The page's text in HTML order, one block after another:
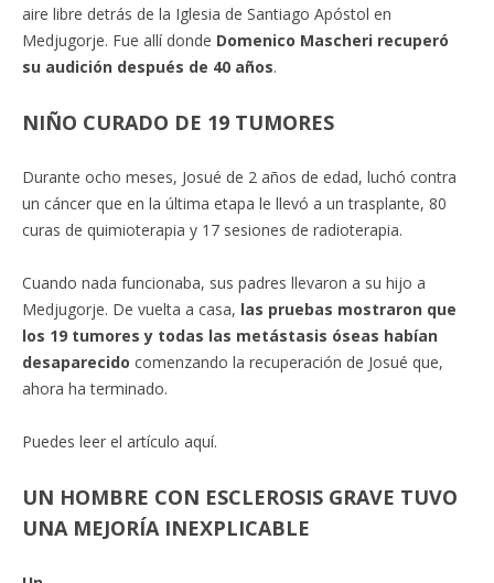
aire libre detrás de la Iglesia de Santiago Apóstol en
Medjugorje. Fue allí donde Domenico Mascheri recuperó
su audición después de 40 años.
NIÑO CURADO DE 19 TUMORES
Durante ocho meses, Josué de 2 años de edad, luchó contra
un cáncer que en la última etapa le llevó a un trasplante, 80
curas de quimioterapia y 17 sesiones de radioterapia.
Cuando nada funcionaba, sus padres llevaron a su hijo a
Medjugorje. De vuelta a casa, las pruebas mostraron que
los 19 tumores y todas las metástasis óseas habían
desaparecido comenzando la recuperación de Josué que,
ahora ha terminado.
Puedes leer el artículo aquí.
UN HOMBRE CON ESCLEROSIS GRAVE TUVO
UNA MEJORÍA INEXPLICABLE